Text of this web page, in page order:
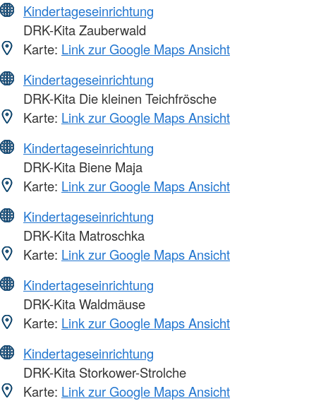
Kindertageseinrichtung
DRK-Kita Zauberwald
Karte: Link zur Google Maps Ansicht
Kindertageseinrichtung
DRK-Kita Die kleinen Teichfrösche
Karte: Link zur Google Maps Ansicht
Kindertageseinrichtung
DRK-Kita Biene Maja
Karte: Link zur Google Maps Ansicht
Kindertageseinrichtung
DRK-Kita Matroschka
Karte: Link zur Google Maps Ansicht
Kindertageseinrichtung
DRK-Kita Waldmäuse
Karte: Link zur Google Maps Ansicht
Kindertageseinrichtung
DRK-Kita Storkower-Strolche
Karte: Link zur Google Maps Ansicht